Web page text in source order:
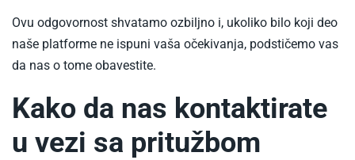
Ovu odgovornost shvatamo ozbiljno i, ukoliko bilo koji deo
naše platforme ne ispuni vaša očekivanja, podstičemo vas
da nas o tome obavestite.
Kako da nas kontaktirate
u vezi sa pritužbom